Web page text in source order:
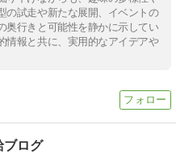
の試走や新たな展開、イベントの
奥行きと可能性を静かに示してい
情報と共に、実用的なアイデアや
ブログ